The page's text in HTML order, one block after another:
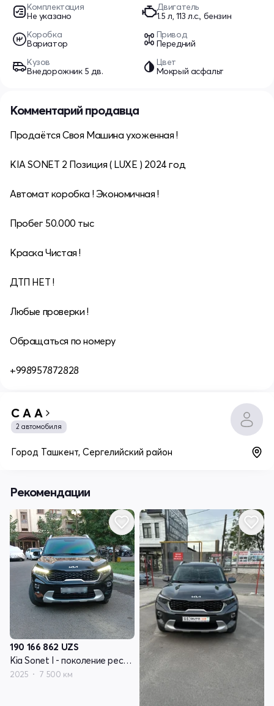
Комплектация
Не указано
Двигатель
1.5 л, 113 л.с., бензин
Коробка
Вариатор
Привод
Передний
Кузов
Внедорожник 5 дв.
Цвет
Мокрый асфальт
Комментарий продавца
Продаётся Своя Машина ухоженная !
KIA SONET 2 Позиция ( LUXE ) 2024 год
Автомат коробка ! Экономичная !
Пробег 50.000 тыс
Краска Чистая !
ДТП НЕТ !
Любые проверки !
Обращаться по номеру
+998957872828
С А А
2 автомобиля
Город Ташкент, Сергелийский район
Рекомендации
190 166 862 UZS
Kia Sonet I - поколение рестайлинг
2025 7 500 км